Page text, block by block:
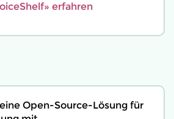
erfahren
Open-Source-Lösung für